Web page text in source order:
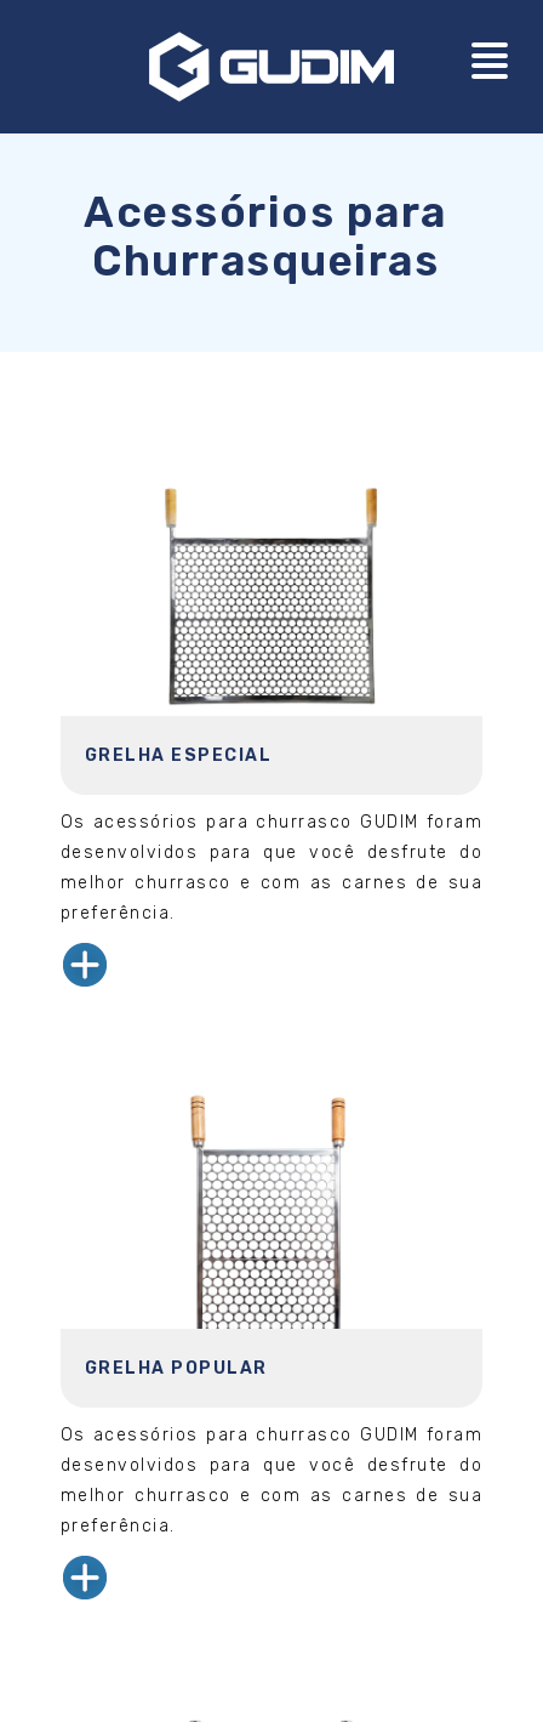
Acessórios para
Churrasqueiras
GRELHA ESPECIAL
Os acessórios para churrasco GUDIM foram
desenvolvidos para que você desfrute do
melhor churrasco e com as carnes de sua
preferência.
GRELHA POPULAR
Os acessórios para churrasco GUDIM foram
desenvolvidos para que você desfrute do
melhor churrasco e com as carnes de sua
preferência.